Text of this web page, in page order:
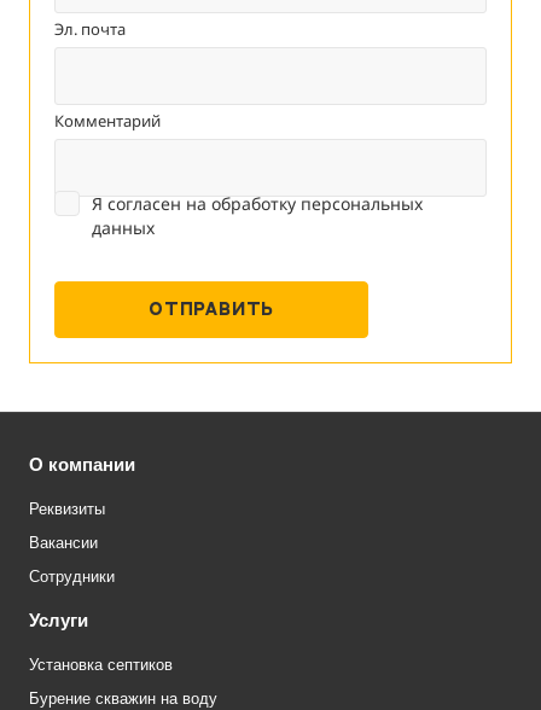
Эл. почта
Комментарий
Я согласен наобработку персональных
данных
О компании
Реквизиты
Вакансии
Сотрудники
Услуги
Установка септиков
Бурение скважин на воду